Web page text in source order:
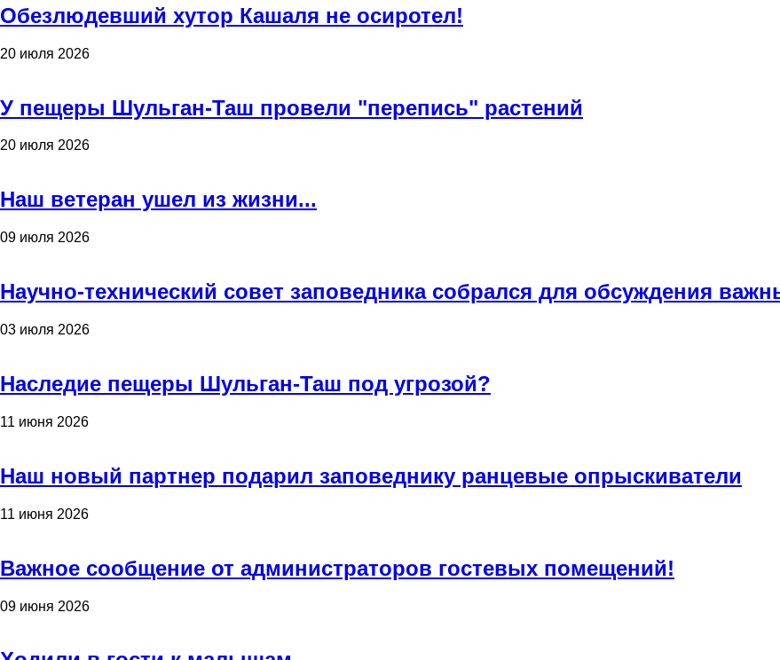
Обезлюдевший хутор Кашаля не осиротел!
20 июля 2026
У пещеры Шульган-Таш провели "перепись" растений
20 июля 2026
Наш ветеран ушел из жизни...
09 июля 2026
Научно-технический совет заповедника собрался для обсуждения
03 июля 2026
Наследие пещеры Шульган-Таш под угрозой?
11 июня 2026
Наш новый партнер подарил заповеднику ранцевые опрыскиватели
11 июня 2026
Важное сообщение от администраторов гостевых помещений!
09 июня 2026